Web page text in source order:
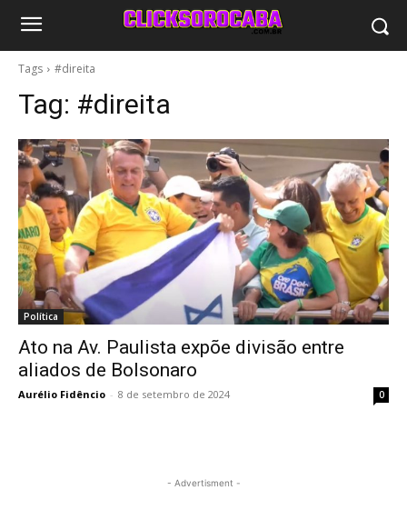
Tags #direita
Tag: #direita
Política
Ato na Av. Paulista expõe divisão entre
aliados de Bolsonaro
Aurélio Fidêncio - 8 de setembro de 2024 0
- Advertisment -